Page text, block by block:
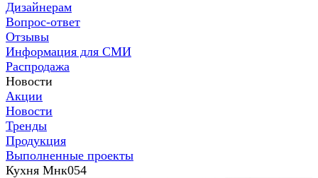
Дизайнерам
Вопрос-ответ
Отзывы
Информация для СМИ
Распродажа
Новости
Акции
Новости
Тренды
Продукция
Выполненные проекты
Кухня Мнк054